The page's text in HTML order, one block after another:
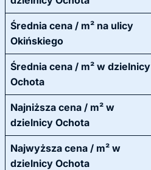
Średnia cena / m² na ulicy
Okińskiego
Średnia cena / m² w dzielnicy
Ochota
Najniższa cena / m² w
dzielnicy Ochota
Najwyższa cena / m² w
dzielnicy Ochota